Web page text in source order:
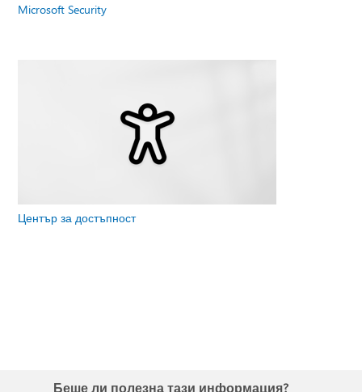
Microsoft Security
Център за достъпност
Беше ли полезна тази информация?